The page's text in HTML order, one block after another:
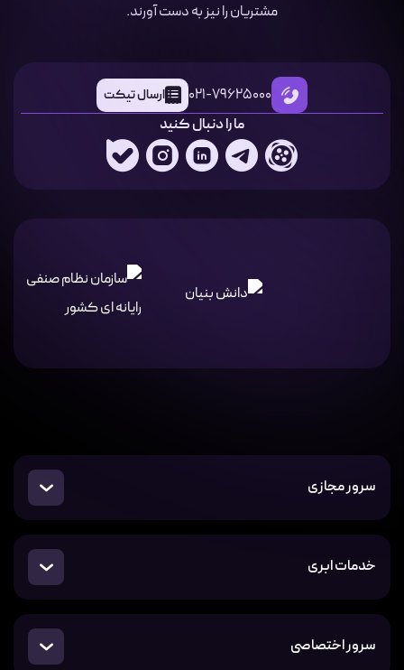
مشتریان را نیز به دست آورند.
021-79625000 ارسال تیکت
ما را دنبال کنید
سرور مجازی
خدمات ابری
سرور اختصاصی